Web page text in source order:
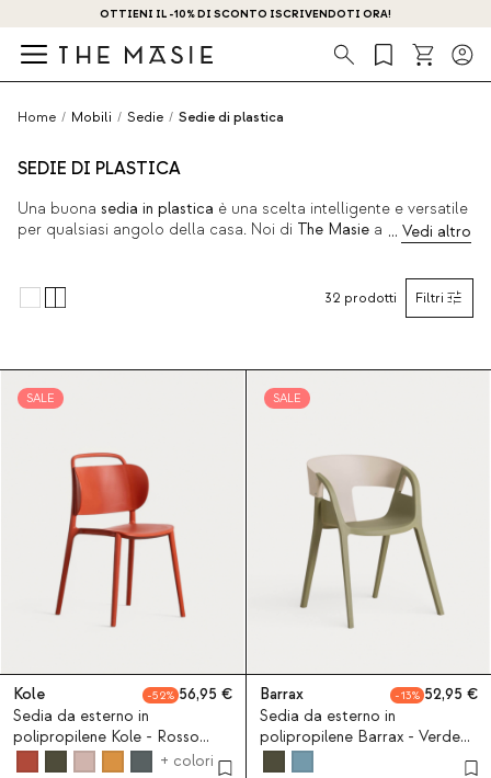
OTTIENI IL -10% DI SCONTO ISCRIVENDOTI ORA!
Ricerca
Home / Mobili / Sedie / Sedie di plastica
SEDIE DI PLASTICA
Una buona sedia in plastica è una scelta intelligente e versatile
per qualsiasi angolo della casa. Noi di The Masie abbiamo
in un'ampia gamma di colori. Perfetti sia per interni che per
esterni, senza compromettere la qualità che contraddistingue
Filtri
32 prodotti
SALE
Kole 52
56,95
Sedia da esterno in
polipropilene Kole - Rosso
+ colori
SALE
Barrax 13
52,95
Sedia da esterno in
polipropilene Barrax - Verde